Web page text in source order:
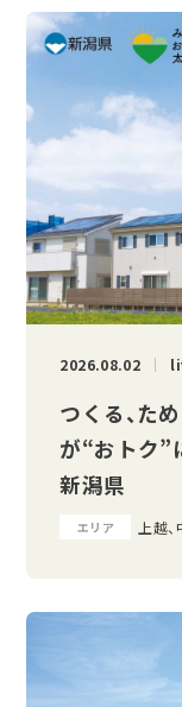
2026.08.02
つくる、た
が“おトク”
新潟県
エリア 上越